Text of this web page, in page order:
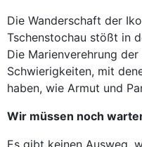
Die Wanderschaft der
Tschenstochau stößt in
Die Marienverehrung
Schwierigkeiten, mit
haben, wie Armut und
Wir müssen noch
Es gibt keinen Ausweg,